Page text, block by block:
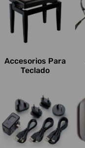
Accesorios Para
Teclado